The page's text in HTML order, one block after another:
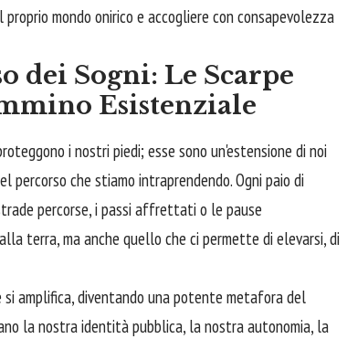
mondo onirico e accogliere con consapevolezza
dei Sogni: Le Scarpe
Esistenziale
i nostri piedi; esse sono un'estensione di noi
percorso che stiamo intraprendendo. Ogni paio di
percorse, i passi affrettati o le pause
terra, ma anche quello che ci permette di elevarsi, di
amplifica, diventando una potente metafora del
la nostra identità pubblica, la nostra autonomia, la